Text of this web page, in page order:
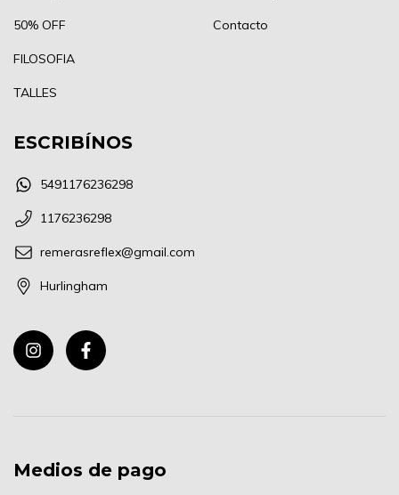
50% OFF
FILOSOFIA
TALLES
Contacto
ESCRIBÍNOS
5491176236298
1176236298
remerasreflex@gmail.com
Hurlingham
Medios de pago